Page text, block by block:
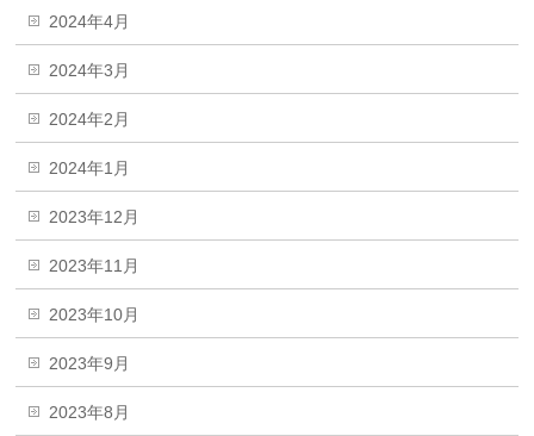
2024年4月
2024年3月
2024年2月
2024年1月
2023年12月
2023年11月
2023年10月
2023年9月
2023年8月